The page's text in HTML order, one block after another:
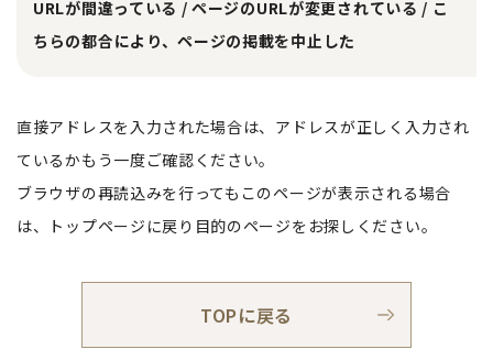
URLが間違っている / ページのURLが変更されている / こ
ちらの都合により、ページの掲載を中止した
直接アドレスを入力された場合は、アドレスが正しく入力され
ているかもう一度ご確認ください。
ブラウザの再読込みを行ってもこのページが表示される場合
は、トップページに戻り目的のページをお探しください。
TOPに戻る